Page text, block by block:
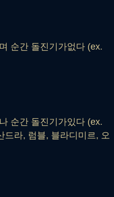
순간 돌진기가없다 (ex.
순간 돌진기가있다 (ex.
드라, 럼블, 블라디미르, 오